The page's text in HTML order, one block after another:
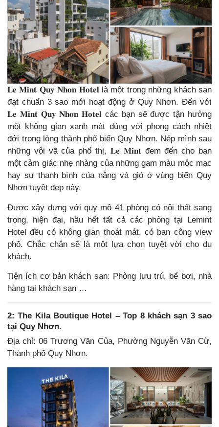
𝐋𝐞 𝐌𝐢𝐧𝐭 𝐐𝐮𝐲 𝐍𝐡𝐨̛𝐧 𝐇𝐨𝐭𝐞𝐥 là một trong những khách sạn
đạt chuẩn 3 sao mới hoạt động ở Quy Nhơn. Đến với
𝐋𝐞 𝐌𝐢𝐧𝐭 𝐐𝐮𝐲 𝐍𝐡𝐨̛𝐧 𝐇𝐨𝐭𝐞𝐥 các bạn sẽ được tận hưởng
một không gian xanh mát đúng với phong cách nhiệt
đới trong lòng thành phố biển Quy Nhơn. Nép mình sau
những vội vã của phố thị, 𝐋𝐞 𝐌𝐢𝐧𝐭 đem đến cho bạn
một cảm giác nhẹ nhàng của những gam màu mộc mạc
hay sự thanh bình của nắng và gió ở vùng biển Quy
Nhơn tuyệt đẹp này.
Được xây dựng với quy mô 41 phòng có nội thất sang
trọng, hiện đại, hầu hết tất cả các phòng tại Lemint
Hotel đều có không gian thoát mát, có ban công view
phố. Chắc chắn sẽ là một lựa chọn tuyệt vời cho du
khách.
Tiện ích cơ bản khách sạn: Phòng lưu trú, bể bơi, nhà
hàng tại khách sạn …
2: The Kila Boutique Hotel – Top 8 khách sạn 3 sao
tại Quy Nhơn.
Địa chỉ: 06 Trương Văn Của, Phường Nguyễn Văn Cừ,
Thành phố Quy Nhơn.